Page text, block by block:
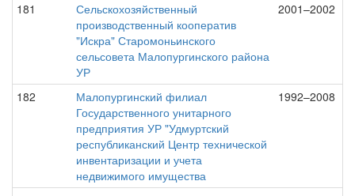
181
Сельскохозяйственный
производственный кооператив
"Искра" Старомоньинского
сельсовета Малопургинского района
УР
2001–2002
182
Малопургинский филиал
Государственного унитарного
предприятия УР "Удмуртский
республиканский Центр технической
инвентаризации и учета
недвижимого имущества
1992–2008